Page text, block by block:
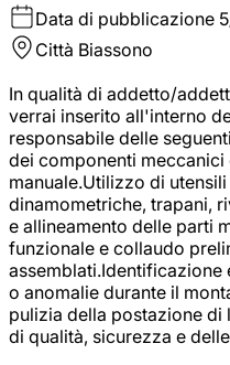
Data di pubblicazione
Città Biassono
In qualità di addetto/
verrai inserito all'interno
responsabile delle
dei componenti
manuale.Utilizzo di
dinamometriche, trapani,
e allineamento delle parti
funzionale e collaudo
o anomalie durante il
pulizia della postazione
di qualità, sicurezza e